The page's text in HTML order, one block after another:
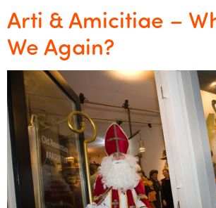
Arti & Amicitiae –
We Again?